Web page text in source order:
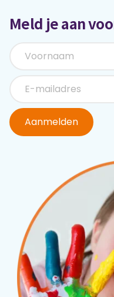
Meld je aan
Aanmelden